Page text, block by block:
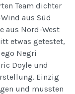
Team dichter
aus Süd
aus Nord-West
etwas getestet,
Negri
Doyle und
Einzig
und mussten